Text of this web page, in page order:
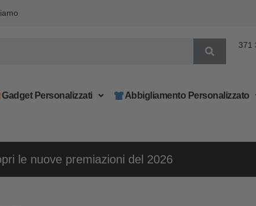
371
Gadget Personalizzati Abbigliamento Personalizzato
le nuove premiazioni del 2026